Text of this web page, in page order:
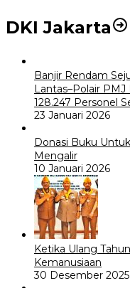
DKI Jakarta
Banjir Rendam
Lantas–Polair PMJ
128.247 Personel
23 Januari 2026
Donasi Buku
Mengalir
10 Januari 2026
Ketika Ulang
Kemanusiaan
30 Desember 2025